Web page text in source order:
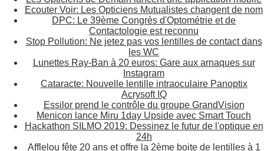
Ecouter Voir: Les Opticiens Mutualistes changent de nom
DPC: Le 39ème Congrès d'Optométrie et de
Contactologie est reconnu
Stop Pollution: Ne jetez pas vos lentilles de contact dans
les WC
Lunettes Ray-Ban à 20 euros: Gare aux arnaques sur
Instagram
Cataracte: Nouvelle lentille intraoculaire Panoptix
Acrysoft IQ
Essilor prend le contrôle du groupe GrandVision
Menicon lance Miru 1day Upside avec Smart Touch
Hackathon SILMO 2019: Dessinez le futur de l'optique en
24h
Afflelou fête 20 ans et offre la 2ème boite de lentilles à 1